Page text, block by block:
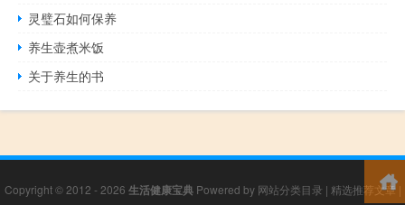
灵璧石如何保养
养生壶煮米饭
关于养生的书
Copyright © 2012 - 2026 生活健康宝典Powered by 网站分类目录 | 精选推荐文章|